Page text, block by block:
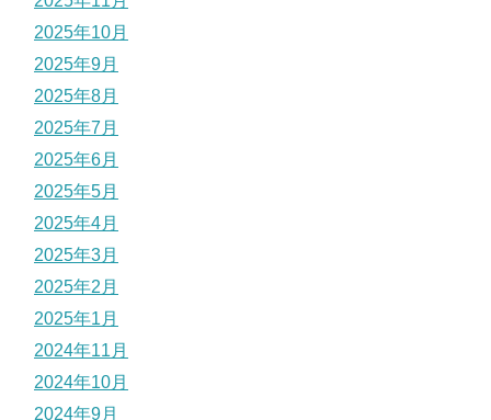
2025年10月
2025年9月
2025年8月
2025年7月
2025年6月
2025年5月
2025年4月
2025年3月
2025年2月
2025年1月
2024年11月
2024年10月
2024年9月